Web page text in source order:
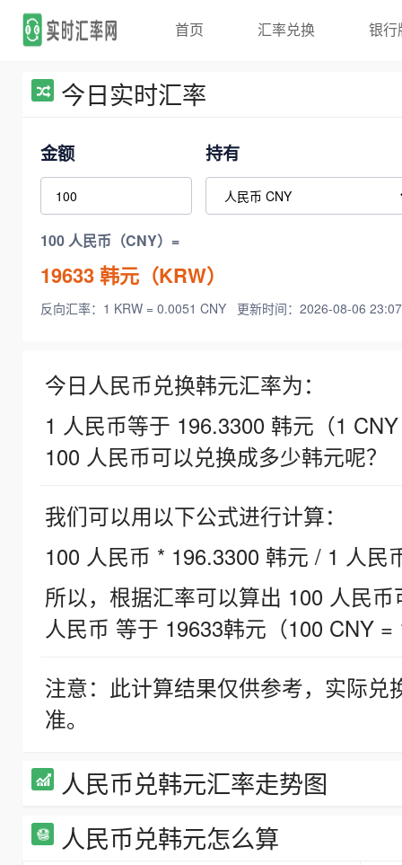
首页 汇率兑换 银行
今日实时汇率
金额 持有
100 人民币（CNY）=
19633韩元（KRW）
反向汇率：1 KRW = 0.0051 CNY 更新时间：2026-08-06
今日人民币兑换韩元汇率为：
1 人民币等于 196.3300 韩元（1
100 人民币可以兑换成多少韩元呢？
我们可以用以下公式进行计算：
100 人民币 * 196.3300 韩元 / 1 人民
所以，根据汇率可以算出 100 人民
人民币 等于 19633韩元（100 CNY =
注意：此计算结果仅供参考，实际
准。
人民币兑韩元汇率走势图
人民币兑韩元怎么算